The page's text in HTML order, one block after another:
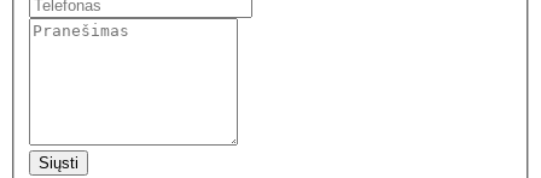
Siųsti